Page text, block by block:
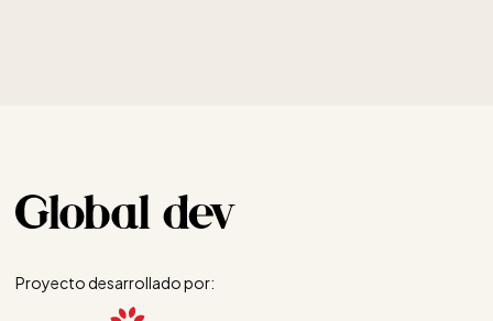
Proyecto desarrollado por: